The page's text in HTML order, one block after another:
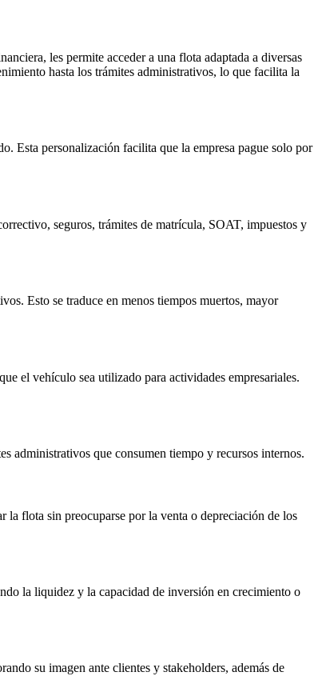
les permite acceder a una flota adaptada a diversas
hasta los trámites administrativos, lo que facilita la
Esta personalización facilita que la empresa pague solo por
seguros, trámites de matrícula, SOAT, impuestos y
Esto se traduce en menos tiempos muertos, mayor
el vehículo sea utilizado para actividades empresariales.
administrativos que consumen tiempo y recursos internos.
la flota sin preocuparse por la venta o depreciación de los
la liquidez y la capacidad de inversión en crecimiento o
su imagen ante clientes y stakeholders, además de